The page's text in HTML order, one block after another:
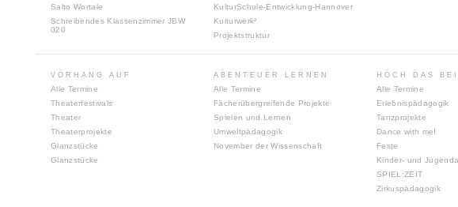
Salto Wortale
Schreibendes Klassenzimmer JBW
020
KulturSchule-Entwicklung-Hannover
Kulturwerk²
Projektstruktur
VORHANG AUF
Alle Termine
Theaterfestivals
Theater
Theaterprojekte
Glanzstücke
Glanzstücke
ABENTEUER LERNEN
Alle Termine
Fächerübergreifende Projekte
Spielen und Lernen
Umweltpädagogik
November der Wissenschaft
HOCH DAS
Alle Termine
Erlebnispädagogik
Tanzprojekte
Dance with me!
Feste
Kinder- und
SPIEL:ZEIT
Zirkuspädagogik